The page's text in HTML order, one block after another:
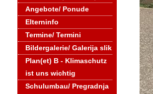
Angebote/ Ponude
Elterninfo
Termine/ Termini
Bildergalerie/ Galerija slik
Plan(et) B - Klimaschutz
ist uns wichtig
Schulumbau/ Pregradnja